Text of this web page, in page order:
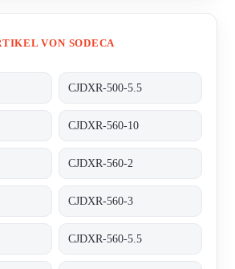
VON SODECA
CJDXR-500-5.5
CJDXR-560-10
CJDXR-560-2
CJDXR-560-3
CJDXR-560-5.5